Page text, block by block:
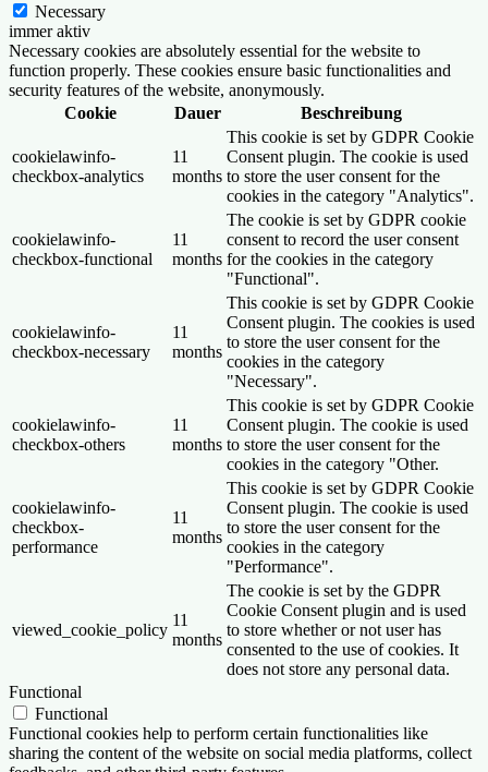
Necessary
immer aktiv
Necessary cookies are absolutely essential for the website to
function properly. These cookies ensure basic functionalities and
security features of the website, anonymously.
Cookie
Dauer Beschreibung
cookielawinfo-
checkbox-analytics
11
months
This cookie is set by GDPR Cookie
Consent plugin. The cookie is used
to store the user consent for the
cookies in the category "Analytics".
cookielawinfo-
checkbox-functional
11
months
The cookie is set by GDPR cookie
consent to record the user consent
for the cookies in the category
"Functional".
cookielawinfo-
checkbox-necessary
11
months
This cookie is set by GDPR Cookie
Consent plugin. The cookies is used
to store the user consent for the
cookies in the category
"Necessary".
cookielawinfo-
checkbox-others
11
months
This cookie is set by GDPR Cookie
Consent plugin. The cookie is used
to store the user consent for the
cookies in the category "Other.
cookielawinfo-
checkbox-
performance
11
months
This cookie is set by GDPR Cookie
Consent plugin. The cookie is used
to store the user consent for the
cookies in the category
"Performance".
viewed_cookie_policy
11
months
The cookie is set by the GDPR
Cookie Consent plugin and is used
to store whether or not user has
consented to the use of cookies. It
does not store any personal data.
Functional
Functional
Functional cookies help to perform certain functionalities like
sharing the content of the website on social media platforms, collect